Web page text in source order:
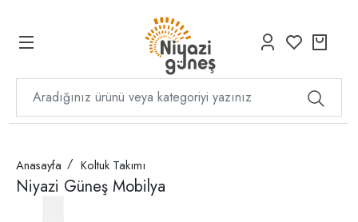
Anasayfa Koltuk Takımı
Niyazi Güneş Mobilya